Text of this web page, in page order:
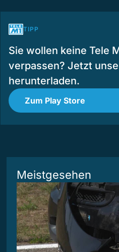
TIPP
Sie wollen keine Tele
verpassen? Jetzt
herunterladen.
Zum Play Store
Meistgesehen